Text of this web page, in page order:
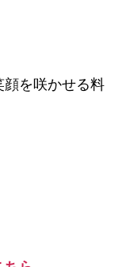
顔を咲かせる料